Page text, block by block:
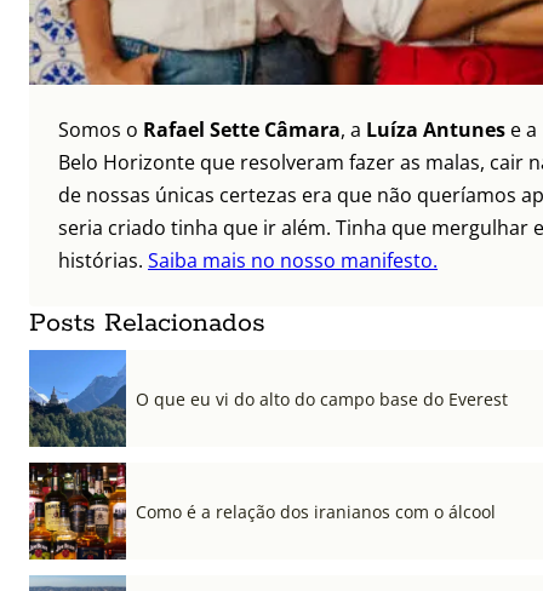
Somos o Rafael Sette Câmara, a Luíza Antunes e a
Belo Horizonte que resolveram fazer as malas, cair
de nossas únicas certezas era que não queríamos
seria criado tinha que ir além. Tinha que mergulhar
histórias. Saiba mais no nosso manifesto.
Posts Relacionados
O que eu vi do alto do campo base do Everest
Como é a relação dos iranianos com o álcool